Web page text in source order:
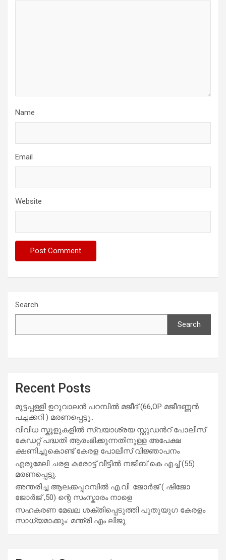
Name
Email
Website
Search
Search
Recent Posts
മുട്ടപ്പള്ളി ഉറുവാലൻ പറമ്പിൽ മജീദ് (66,OP മജീദണ്ണൻ
പച്ചക്കറി ) മരണപ്പെട്ടു..
വിവിധ സ്കൂളുകളില്‍ സ്വയാശ്രയ സ്റ്റുഡന്‍റ് പോലീസ്
കേഡറ്റ് പദ്ധതി ആരംഭിക്കുന്നതിനുള്ള അപേക്ഷ
ക്ഷണിച്ചുകൊണ്ട് കേരള പോലീസ് വിജ്ഞാപനം
എരുമേലി ചരള കരോട്ട് വീട്ടിൽ നജീബ് കെ എച്ച് (55)
മരണപ്പെട്ടു.
അന്തരിച്ച ആ​ല​ക്ക​പ്പ​റമ്പിൽ​ എ.​വി. ജോ​ർ​ജ് ( ഷിജോ
ജോർജ് ,50) ന്റെ സംസ്കാരം നാളെ
സഹകരണ മേഖല ശക്തിപ്പെടുത്തി പുതുയുഗ കേരളം
സാധ്യമാക്കും: മന്ത്രി എം ലിജു